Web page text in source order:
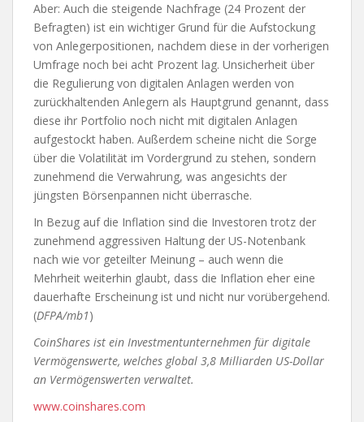
Aber: Auch die steigende Nachfrage (24 Prozent der
Befragten) ist ein wichtiger Grund für die Aufstockung
von Anlegerpositionen, nachdem diese in der vorherigen
Umfrage noch bei acht Prozent lag. Unsicherheit über
die Regulierung von digitalen Anlagen werden von
zurückhaltenden Anlegern als Hauptgrund genannt, dass
diese ihr Portfolio noch nicht mit digitalen Anlagen
aufgestockt haben. Außerdem scheine nicht die Sorge
über die Volatilität im Vordergrund zu stehen, sondern
zunehmend die Verwahrung, was angesichts der
jüngsten Börsenpannen nicht überrasche.
In Bezug auf die Inflation sind die Investoren trotz der
zunehmend aggressiven Haltung der US-Notenbank
nach wie vor geteilter Meinung – auch wenn die
Mehrheit weiterhin glaubt, dass die Inflation eher eine
dauerhafte Erscheinung ist und nicht nur vorübergehend.
(DFPA/mb1)
CoinShares ist ein Investmentunternehmen für digitale
Vermögenswerte, welches global 3,8 Milliarden US-Dollar
an Vermögenswerten verwaltet.
www.coinshares.com